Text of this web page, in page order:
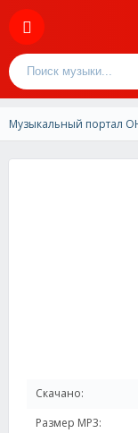
Музыкальный портал
Скачано:
Размер MP3: